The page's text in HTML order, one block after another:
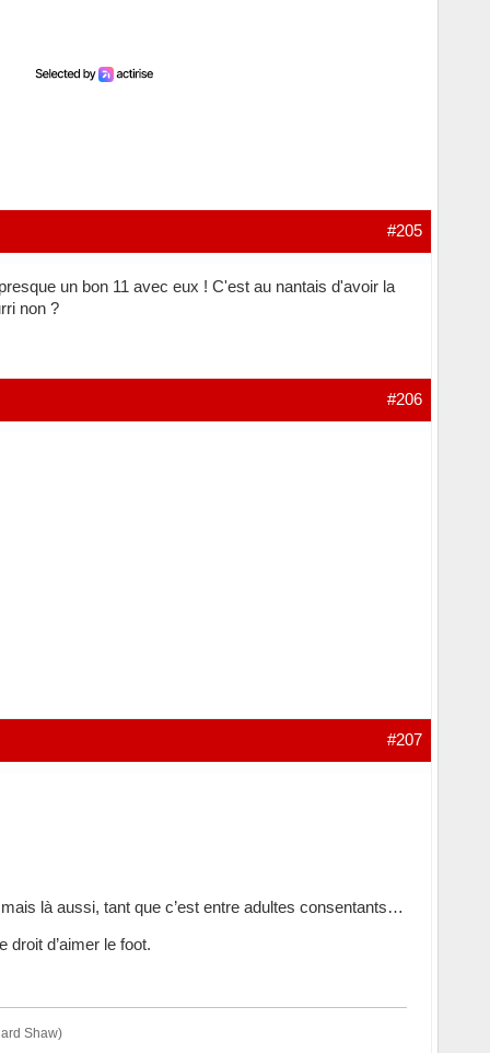
#205
un bon 11 avec eux ! C'est au nantais d'avoir la
non ?
#206
#207
là aussi, tant que c’est entre adultes consentants…
droit d’aimer le foot.
Shaw)